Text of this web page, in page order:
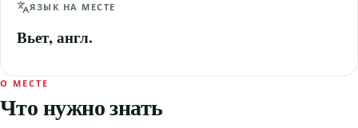
ЯЗЫК НА МЕСТЕ
Вьет, англ.
О МЕСТЕ
Что нужно знать